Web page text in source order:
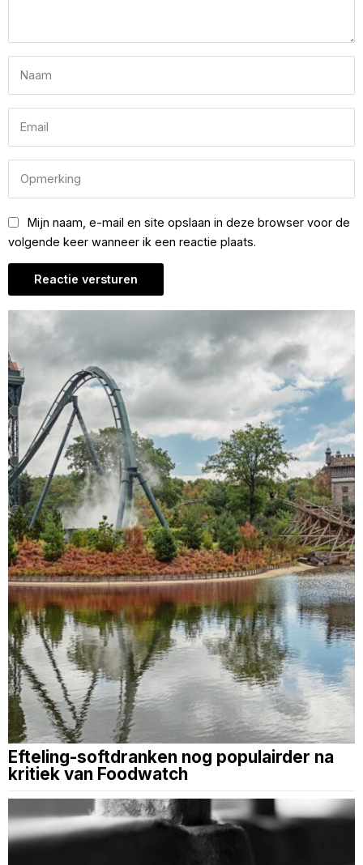
Mijn naam, e-mail en site opslaan in deze browser voor de
volgende keer wanneer ik een reactie plaats.
Efteling-softdranken nog populairder na
kritiek van Foodwatch